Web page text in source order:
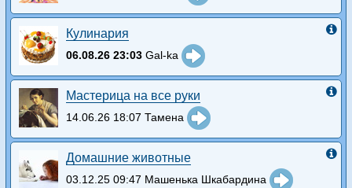
Кулинария
06.08.26 23:03 Gal-ka
Мастерица на все руки
14.06.26 18:07 Тамена
Домашние животные
03.12.25 09:47 Машенька Шкабардина